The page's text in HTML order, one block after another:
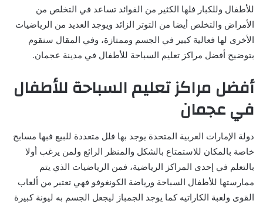
للأطفال وللكبار فلها الكثير من الفوائد تساعد في التخلص من
الأمراض والتخلص أيضا من التوتر الزائد ويوجد العديد من الرياضيات
الأخرى لها فعالية كبير في الجسم وممتازة، وفي المقال سنقوم
بتوضيح أفضل مراكز تعليم السباحة للأطفال في مدينة عجمان.
أفضل مراكز تعليم السباحة للأطفال
في عجمان
دولة الإمارات العربية المتحدة يوجد بها فلل متعددة للبيع فبها مسابح
خاصة بالمكان للاستمتاع بالشكل والمنظر الرائع ولمن يرغب أولا
بالتعلم في إحدى المراكز الرياضية، فمن الرياضيات الذي يتم
ممارستها للأطفال السباحة ورياضة الكونغوفو فهي تعتبر من ألعاب
القوى ولعبة الكاراتيه كما يوجد الجمباز ليجعل الجسم به ليونة كبيرة